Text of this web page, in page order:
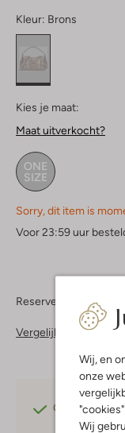
Wij, en
onze
Wij
Kleur: Brons
Kies je maat:
Maat uitverkocht?
ONE
SIZE
Sorry, dit item is
Voor 23:59 uur
Reserveer direct in
Vergelijkbare items
Gratis